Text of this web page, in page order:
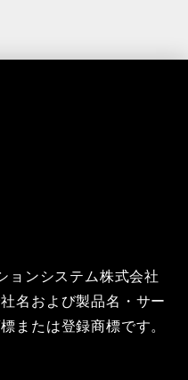
ョンシステム株式会社
名および製品名・サー
または登録商標です。